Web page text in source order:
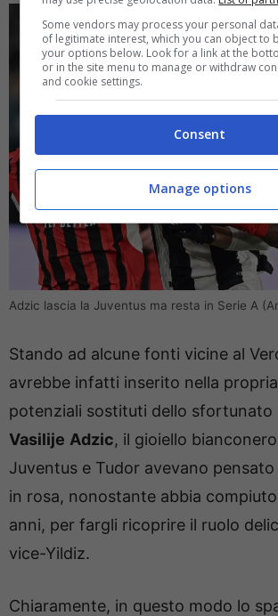
Adzic lascia la Juventus ma resta in Serie A
Stando ad alcune fonti vicine al
avrebbe infatti inserito nella propria
potenziali sostituti dello sfortunato
Vasilije Adzic, il gioiello
Juventus e Tudor avevano
in rosa, nonostante abbia
anni, per fargli ricoprire il ruolo
vice-Yildiz.
Chiaramente, in questo modo lo
Some vendors may process your personal
of legitimate interest, which you can object to
your options below. Look for a link at the
or in the site menu to manage or withdraw
and cookie settings.
Consent
Manage options